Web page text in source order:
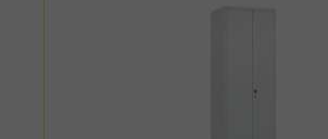
Sitzleisten aus Buche-Hartholz 60 x